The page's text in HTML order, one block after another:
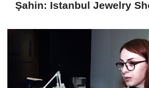
Şahin: Istanbul Jewelry